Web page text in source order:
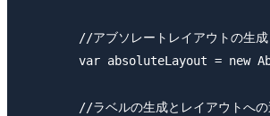
        //アブソレートレイアウトの生成
var absoluteLayout = new
//ラベルの生成とレイアウトへ